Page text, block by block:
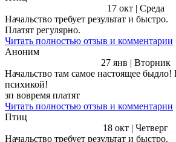
17 окт | Среда
Начальство требует результат и быстро.
Платят регулярно.
Читать полностью отзыв и комментарии
Аноним
27 янв | Вторник
Начальство там самое настоящее быдло!
психикой!
зп вовремя платят
Читать полностью отзыв и комментарии
Птиц
18 окт | Четверг
Начальство требует результат и быстро.